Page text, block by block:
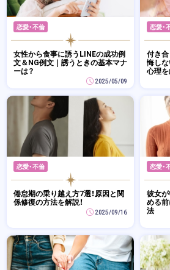
恋愛・不倫
女性から食事に誘うLINEの成功例
文＆NG例文｜誘うときの基本マナ
ーは？
2025/05/09
恋愛・
付き
悔し
心理
恋愛・不倫
倦怠期の乗り越え方7選！原因と関
係修復の方法を解説！
2025/09/16
恋愛・
彼女
める
法